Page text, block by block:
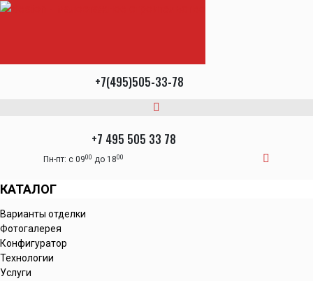
+7(495)505-33-78
+7 495 505 33 78
Пн-пт: с 0900 до 1800
КАТАЛОГ
Варианты отделки
Фотогалерея
Конфигуратор
Технологии
Услуги